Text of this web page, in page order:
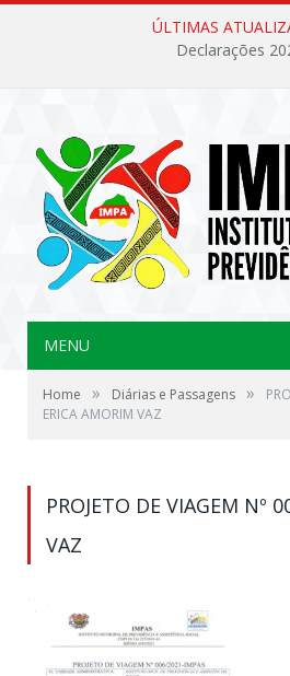
ÚLTIMAS
Declarações
MENU
Home » Diárias e Passagens »
ERICA AMORIM VAZ
PROJETO DE VIAGEM Nº
VAZ